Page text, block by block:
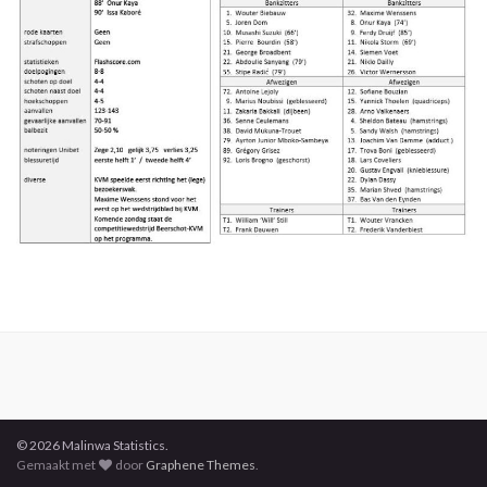
© 2026 Malinwa Statistics.
Gemaakt met
door Graphene Themes.